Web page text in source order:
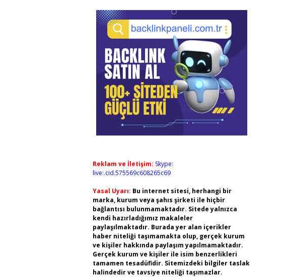
Reklam ve İletişim: Skype:
live:.cid.575569c608265c69
Yasal Uyarı: Bu internet sitesi, herhangi bir
marka, kurum veya şahıs şirketi ile hiçbir
bağlantısı bulunmamaktadır. Sitede yalnızca
kendi hazırladığımız makaleler
paylaşılmaktadır. Burada yer alan içerikler
haber niteliği taşımamakta olup, gerçek kurum
ve kişiler hakkında paylaşım yapılmamaktadır.
Gerçek kurum ve kişiler ile isim benzerlikleri
tamamen tesadüfidir. Sitemizdeki bilgiler taslak
halindedir ve tavsiye niteliği taşımazlar.